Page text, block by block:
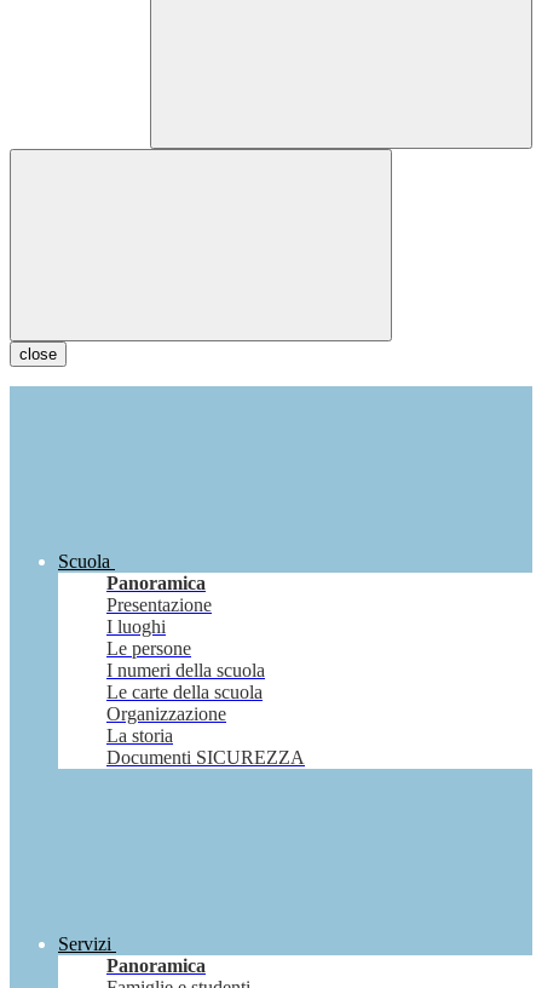
close
Scuola
Panoramica
Presentazione
I luoghi
Le persone
I numeri della scuola
Le carte della scuola
Organizzazione
La storia
Documenti SICUREZZA
Servizi
Panoramica